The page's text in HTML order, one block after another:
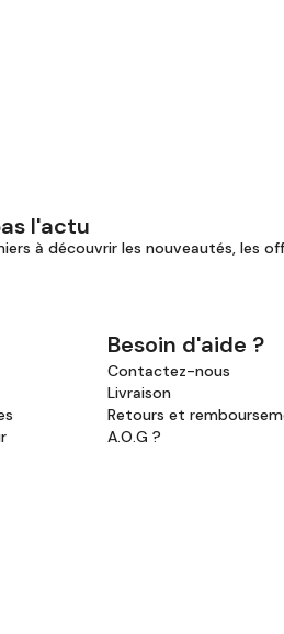
l'actu
à découvrir les nouveautés, les
Besoin d'aide ?
Contactez-nous
Livraison
Retours et
A.O.G ?